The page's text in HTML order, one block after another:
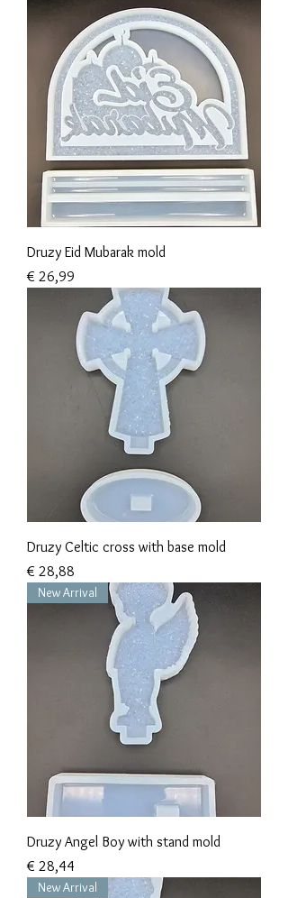
Druzy Eid Mubarak mold
Prijs
€ 26,99
Druzy Celtic cross with base mold
Prijs
€ 28,88
New Arrival
Druzy Angel Boy with stand mold
Prijs
€ 28,44
New Arrival